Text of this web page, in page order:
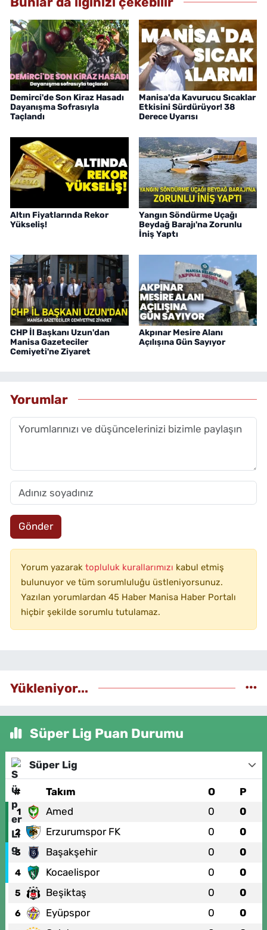
Demirci'de Son Kiraz Hasadı
Dayanışma Sofrasıyla
Taçlandı
Manisa'da Kavurucu Sıcaklar
Etkisini Sürdürüyor! 38
Derece Uyarısı
Altın Fiyatlarında Rekor
Yükseliş!
Yangın Söndürme Uçağı
Beydağ Barajı'na Zorunlu
İniş Yaptı
CHP İl Başkanı Uzun'dan
Manisa Gazeteciler
Cemiyeti'ne Ziyaret
Akpınar Mesire Alanı
Açılışına Gün Sayıyor
Yorumlar
Gönder
Yorum yazarak topluluk kurallarımızı kabul etmiş
bulunuyor ve tüm sorumluluğu üstleniyorsunuz.
Yazılan yorumlardan 45 Haber Manisa Haber Portalı
hiçbir şekilde sorumlu tutulamaz.
Yükleniyor...
Süper Lig Puan Durumu
Süper Lig
# Takım O P
1 Amed 0 0
2 Erzurumspor FK 0 0
3 Başakşehir 0 0
4 Kocaelispor 0 0
5 Beşiktaş 0 0
6 Eyüpspor 0 0